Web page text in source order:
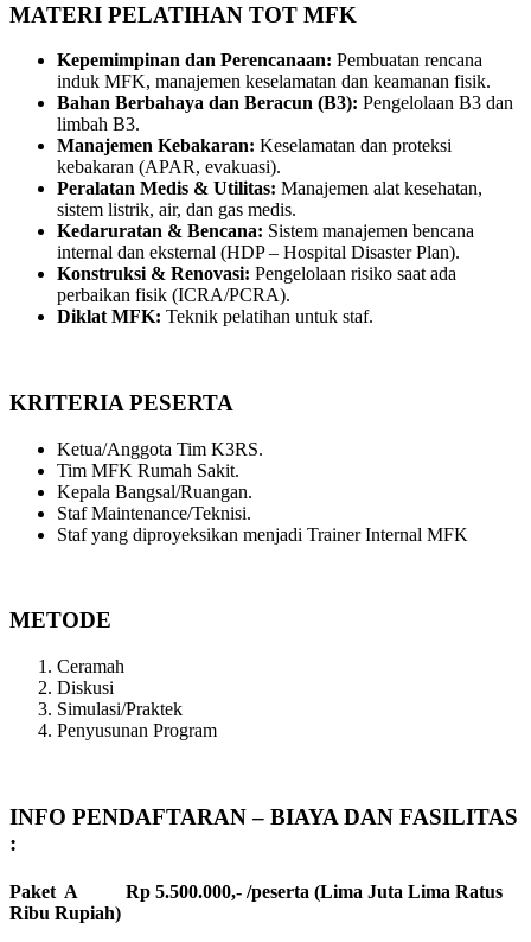
MATERI PELATIHAN TOT MFK
Kepemimpinan dan Perencanaan: Pembuatan rencana
induk MFK, manajemen keselamatan dan keamanan fisik.
Bahan Berbahaya dan Beracun (B3): Pengelolaan B3 dan
limbah B3.
Manajemen Kebakaran: Keselamatan dan proteksi
kebakaran (APAR, evakuasi).
Peralatan Medis & Utilitas: Manajemen alat kesehatan,
sistem listrik, air, dan gas medis.
Kedaruratan & Bencana: Sistem manajemen bencana
internal dan eksternal (HDP – Hospital Disaster Plan).
Konstruksi & Renovasi: Pengelolaan risiko saat ada
perbaikan fisik (ICRA/PCRA).
Diklat MFK: Teknik pelatihan untuk staf.
KRITERIA PESERTA
Ketua/Anggota Tim K3RS.
Tim MFK Rumah Sakit.
Kepala Bangsal/Ruangan.
Staf Maintenance/Teknisi.
Staf yang diproyeksikan menjadi Trainer Internal MFK
METODE
Ceramah
Diskusi
Simulasi/Praktek
Penyusunan Program
INFO PENDAFTARAN – BIAYA DAN FASILITAS
:
Paket A Rp 5.500.000,- /peserta (Lima Juta Lima Ratus
Ribu Rupiah)